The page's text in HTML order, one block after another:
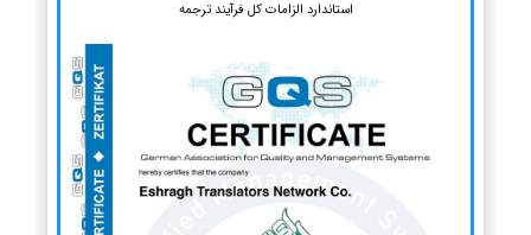
استاندارد الزامات کل فرآیند ترجمه